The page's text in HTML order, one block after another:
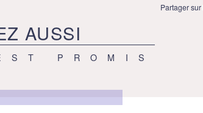
Partager sur
AUSSI
PROMIS